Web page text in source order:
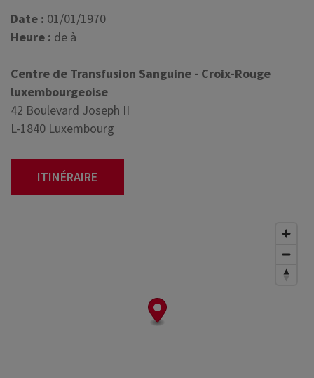
Date : 01/01/1970
Heure : de à
Centre de Transfusion Sanguine - Croix-Rouge
luxembourgeoise
42 Boulevard Joseph II
L-1840 Luxembourg
ITINÉRAIRE